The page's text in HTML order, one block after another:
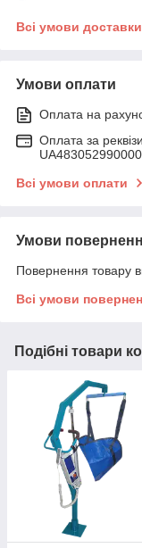
Всі умови доставки
Умови оплати
Оплата на
Оплата за
Всі умови оплати
Умови
Повернення товару
Всі умови
Подібні товари